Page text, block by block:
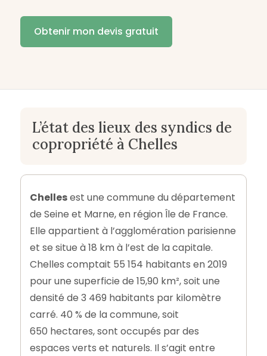
L’état des lieux des syndics de
copropriété à Chelles
Chellesest une commune du département
de Seine et Marne, en région Île de France.
Elle appartient à l’agglomération parisienne
et se situe à 18 km à l’est de la capitale.
Chelles comptait 55 154 habitants en 2019
pour une superficie de 15,90 km², soit une
densité de 3 469 habitants par kilomètre
carré. 40 % de la commune, soit
650 hectares, sont occupés par des
espaces verts et naturels. Il s’agit entre